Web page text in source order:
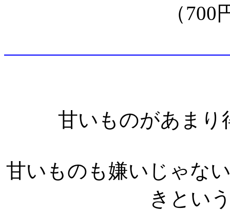
（
甘いものがあまり
甘いものも嫌いじゃな
きとい